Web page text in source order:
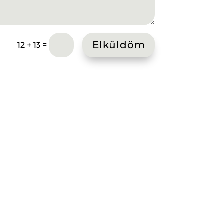
12 + 13= Elküldöm